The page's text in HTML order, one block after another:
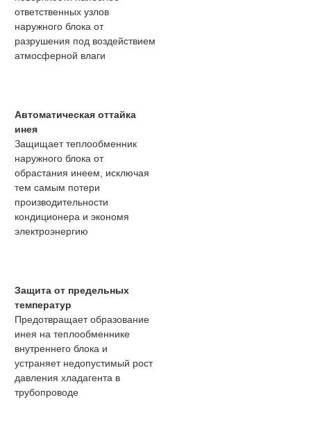
ответственных узлов
наружного блока от
разрушения под воздействием
атмосферной влаги
Автоматическая оттайка
инея
Защищает теплообменник
наружного блока от
обрастания инеем, исключая
тем самым потери
производительности
кондиционера и экономя
электроэнергию
Защита от предельных
температур
Предотвращает образование
инея на теплообменнике
внутреннего блока и
устраняет недопустимый рост
давления хладагента в
трубопроводе